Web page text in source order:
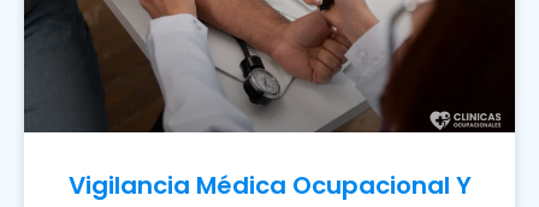
Vigilancia Médica Ocupacional Y